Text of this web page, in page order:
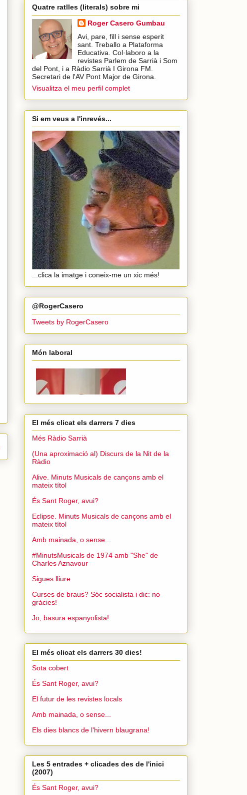
Quatre ratlles (literals) sobre mi
Roger Casero Gumbau
Avi, pare, fill i sense esperit
sant. Treballo a Plataforma
Educativa. Col·laboro a la
revistes Parlem de Sarrià i Som
del Pont, i a Ràdio Sarrià I Girona FM.
Secretari de l'AV Pont Major de Girona.
Visualitza el meu perfil complet
Si em veus a l'inrevés...
...clica la imatge i coneix-me un xic més!
@RogerCasero
Tweets by RogerCasero
Món laboral
El més clicat els darrers 7 dies
Més Ràdio Sarrià
(Una aproximació al) Discurs de la Nit de la
Ràdio
Alive. Minuts Musicals de cançons amb el
mateix títol
És Sant Roger, avui?
Eclipse. Minuts Musicals de cançons amb el
mateix títol
Amb mainada, o sense...
#MinutsMusicals de 1974 amb "She" de
Charles Aznavour
Sigues lliure
Curses de braus? Sóc socialista i dic: no
gràcies!
Jo, basura espanyolista!
El més clicat els darrers 30 dies!
Sota cobert
És Sant Roger, avui?
El futur de les revistes locals
Amb mainada, o sense...
Els dies blancs de l'hivern blaugrana!
Les 5 entrades + clicades des de l'inici
(2007)
És Sant Roger, avui?